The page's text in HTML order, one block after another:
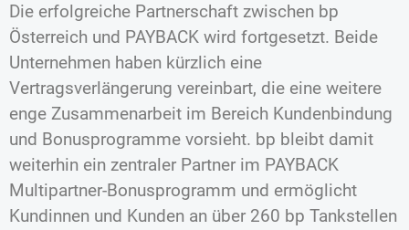
Die erfolgreiche Partnerschaft zwischen bp
Österreich und PAYBACK wird fortgesetzt. Beide
Unternehmen haben kürzlich eine
Vertragsverlängerung vereinbart, die eine weitere
enge Zusammenarbeit im Bereich Kundenbindung
und Bonusprogramme vorsieht. bp bleibt damit
weiterhin ein zentraler Partner im PAYBACK
Multipartner-Bonusprogramm und ermöglicht
Kundinnen und Kunden an über 260 bp Tankstellen